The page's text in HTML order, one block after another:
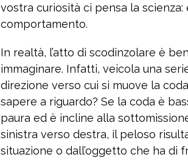
vostra curiosità ci pensa la
comportamento.
In realtà, l’atto di scodinzolare è
immaginare. Infatti, veicola una
direzione verso cui si muove la
sapere a riguardo? Se la coda è
paura ed è incline alla
sinistra verso destra, il peloso
situazione o dall’oggetto che ha di